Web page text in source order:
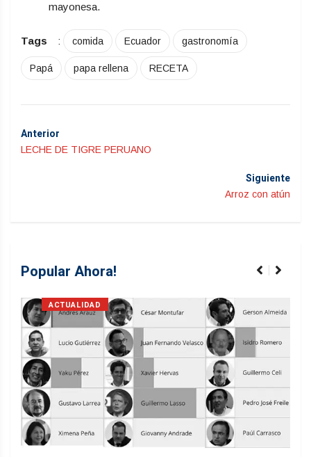
mayonesa.
Tags : comida Ecuador gastronomía
Papá papa rellena RECETA
Anterior
LECHE DE TIGRE PERUANO
Siguiente
Arroz con atún
Popular Ahora!
ACTUALIDAD